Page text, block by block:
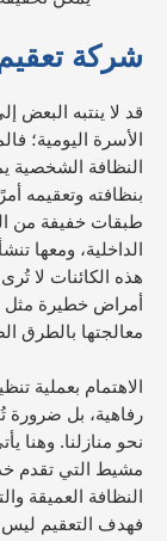
شركة
قد لا ينتبه البعض
الأسرة اليومية؛
النظافة الشخصية
بنظافته وتعقيمه
طبقات خفيفة من
الداخلية، ومعها
هذه الكائنات لا
أمراض خطيرة مثل
معالجتها بالطرق
الاهتمام
رفاهية، بل ضرورة
نحو منازلنا.
مشيط التي تقدم
النظافة العميقة
فهدف التعقيم ليس